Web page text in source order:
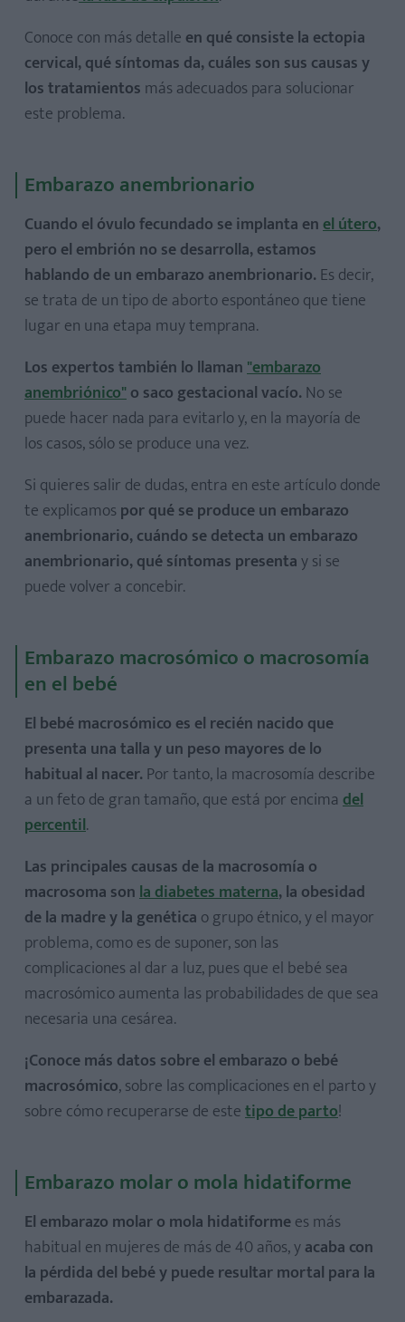
Conoce con más detalle en qué consiste la ectopia
cervical, qué síntomas da, cuáles son sus causas y
los tratamientos más adecuados para solucionar
este problema.
Embarazo anembrionario
Cuando el óvulo fecundado se implanta enel útero,
pero el embrión no se desarrolla, estamos
hablando de un embarazo anembrionario. Es decir,
se trata de un tipo de aborto espontáneo que tiene
lugar en una etapa muy temprana.
Los expertos también lo llaman"embarazo
anembriónico"o saco gestacional vacío. No se
puede hacer nada para evitarlo y, en la mayoría de
los casos, sólo se produce una vez.
Si quieres salir de dudas, entra en este artículo donde
te explicamos por qué se produce un embarazo
anembrionario, cuándo se detecta un embarazo
anembrionario, qué síntomas presentay si se
puede volver a concebir.
Embarazo macrosómico o macrosomía
en el bebé
El bebé macrosómico es el recién nacido que
presenta una talla y un peso mayores de lo
habitual al nacer. Por tanto, la macrosomía describe
a un feto de gran tamaño, que está por encima del
percentil.
Las principales causas de la macrosomía o
macrosoma sonla diabetes materna, la obesidad
de la madre y la genética o grupo étnico, y el mayor
problema, como es de suponer, son las
complicaciones al dar a luz, pues que el bebé sea
macrosómico aumenta las probabilidades de que sea
necesaria una cesárea.
¡Conoce más datos sobre el embarazo o bebé
macrosómico, sobre las complicaciones en el parto y
sobre cómo recuperarse de estetipo de parto!
Embarazo molar o mola hidatiforme
El embarazo molar o mola hidatiformees más
habitual en mujeres de más de 40 años, yacaba con
la pérdida del bebé y puede resultar mortal para la
embarazada.